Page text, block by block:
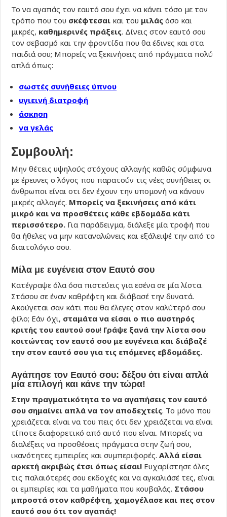
Το να αγαπάς τον εαυτό σου έχει να κάνει τόσο με τον
τρόπο που του σκέφτεσαι και του μιλάς όσο και
μικρές, καθημερινές πράξεις. Δίνεις στον εαυτό σου
τον σεβασμό και την φροντίδα που θα έδινες και στα
παιδιά σου; Μπορείς να ξεκινήσεις από πράγματα πολύ
απλά όπως:
σωστές συνήθειες ύπνου
υγιεινή διατροφή
άσκηση
να γελάς
Συμβουλή:
Μην θέτεις υψηλούς στόχους αλλαγής καθώς σύμφωνα
με έρευνες ο λόγος που παρατούν τις νέες συνήθειες οι
άνθρωποι είναι οτι δεν έχουν την υπομονή να κάνουν
μικρές αλλαγές. Μπορείς να ξεκινήσεις από κάτι
μικρό και να προσθέτεις κάθε εβδομάδα κάτι
περισσότερο. Για παράδειγμα, διάλεξε μία τροφή που
θα ήθελες να μην καταναλώνεις και εξάλειψέ την από το
διαιτολόγιο σου.
Μίλα με ευγένεια στον Εαυτό σου
Κατέγραψε όλα όσα πιστεύεις για εσένα σε μία λίστα.
Στάσου σε έναν καθρέφτη και διάβασέ την δυνατά.
Ακούγεται σαν κάτι που θα έλεγες στον καλύτερό σου
φίλο; Εάν όχι, σταμάτα να είσαι ο πιο αυστηρός
κριτής του εαυτού σου! Γράψε ξανά την λίστα σου
κοιτώντας τον εαυτό σου με ευγένεια και διάβαζέ
την στον εαυτό σου για τις επόμενες εβδομάδες.
Αγάπησε τον Εαυτό σου: δέξου ότι είναι απλά
μία επιλογή και κάνε την τώρα!
Στην πραγματικότητα το να αγαπήσεις τον εαυτό
σου σημαίνει απλά να τον αποδεχτείς. Το μόνο που
χρειάζεται είναι να του πεις ότι δεν χρειάζεται να είναι
τίποτε διαφορετικό από αυτό που είναι. Μπορείς να
διαλέξεις να προσθέσεις πράγματα στην ζωή σου,
ικανότητες εμπειρίες και συμπεριφορές.Αλλά είσαι
αρκετή ακριβώς έτσι όπως είσαι! Ευχαρίστησε όλες
τις παλαιότερές σου εκδοχές και να αγκαλιάσέ τες, είναι
οι εμπειρίες και τα μαθήματα που κουβαλάς. Στάσου
μπροστά στον καθρέφτη, χαμογέλασε και πες στον
εαυτό σου ότι τον αγαπάς!